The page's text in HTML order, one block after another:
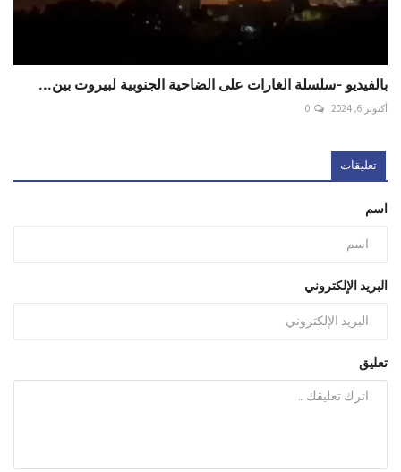
بالفيديو -سلسلة الغارات على الضاحية الجنوبية لبيروت بين...
أكتوبر 6, 2024 0
تعليقات
اسم
البريد الإلكتروني
تعليق